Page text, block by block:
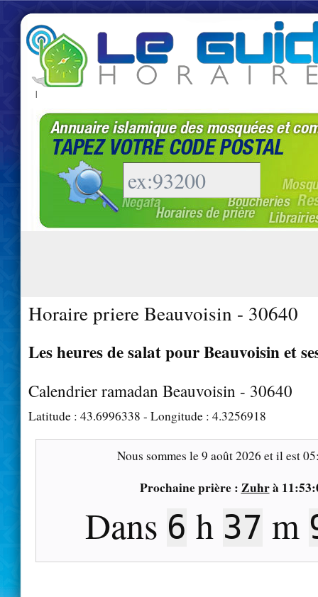
|
Horaire priere Beauvoisin - 30640
Les heures de salat pour Beauvoisin et
Calendrier ramadan Beauvoisin - 30640
Latitude : 43.6996338 - Longitude : 4.3256918
Nous sommes le9 août 2026 et il est
Prochaine prière : Zuhrà
Dans 6 h 37 m